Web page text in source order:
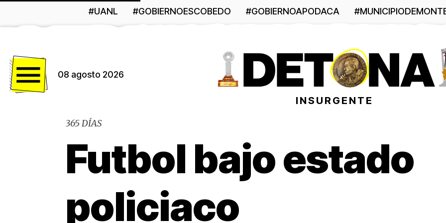
#UANL #GOBIERNOESCOBEDO #GOBIERNOAPODACA
08 agosto 2026
INSURGENTE
365 DÍAS
Futbol bajo estado
policiaco